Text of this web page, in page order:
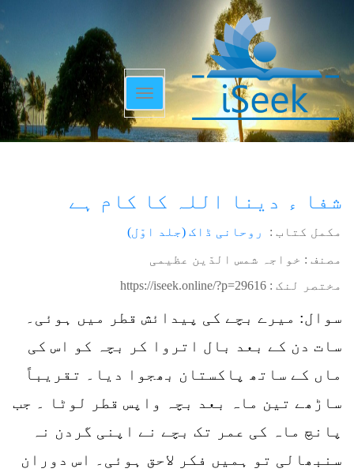
Toggle
navigation
شفا ء دینا اللہ کا کام ہے
مکمل کتاب : روحانی ڈاک (جلد اوّل)
مصنف : خواجہ شمس الدّین عظیمی
مختصر لنک : https://iseek.online/?p=29616
سوال: میرے بچے کی پیدائش قطر میں ہوئی۔
سات دن کے بعد بال اتروا کر بچہ کو اس کی
ماں کے ساتھ پاکستان بھجوا دیا۔ تقریباً
ساڑھے تین ماہ بعد بچہ واپس قطر لوٹا ۔ جب
پانچ ماہ کی عمر تک بچے نے اپنی گردن نہ
سنبھالی تو ہمیں فکر لاحق ہوئی۔ اس دوران